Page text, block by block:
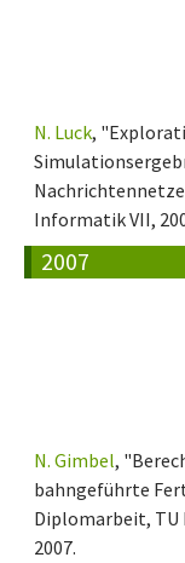
N. Luck,
Informatik VII,
2007
N. Gimbel,
bahngeführte
Diplomarbeit,
2007.